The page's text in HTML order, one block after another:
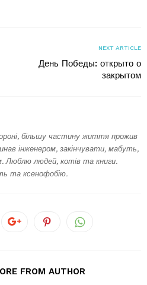
NEXT ARTICLE
День Победы: открыто о
закрытом
більшу частину життя прожив
інженером, закінчувати, мабуть,
Люблю людей, котів та книги.
та ксенофобію.
FROM AUTHOR